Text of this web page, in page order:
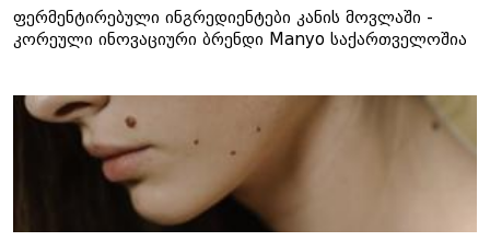
ფერმენტირებული ინგრედიენტები კანის მოვლაში -
კორეული ინოვაციური ბრენდი Manyo საქართველოშია